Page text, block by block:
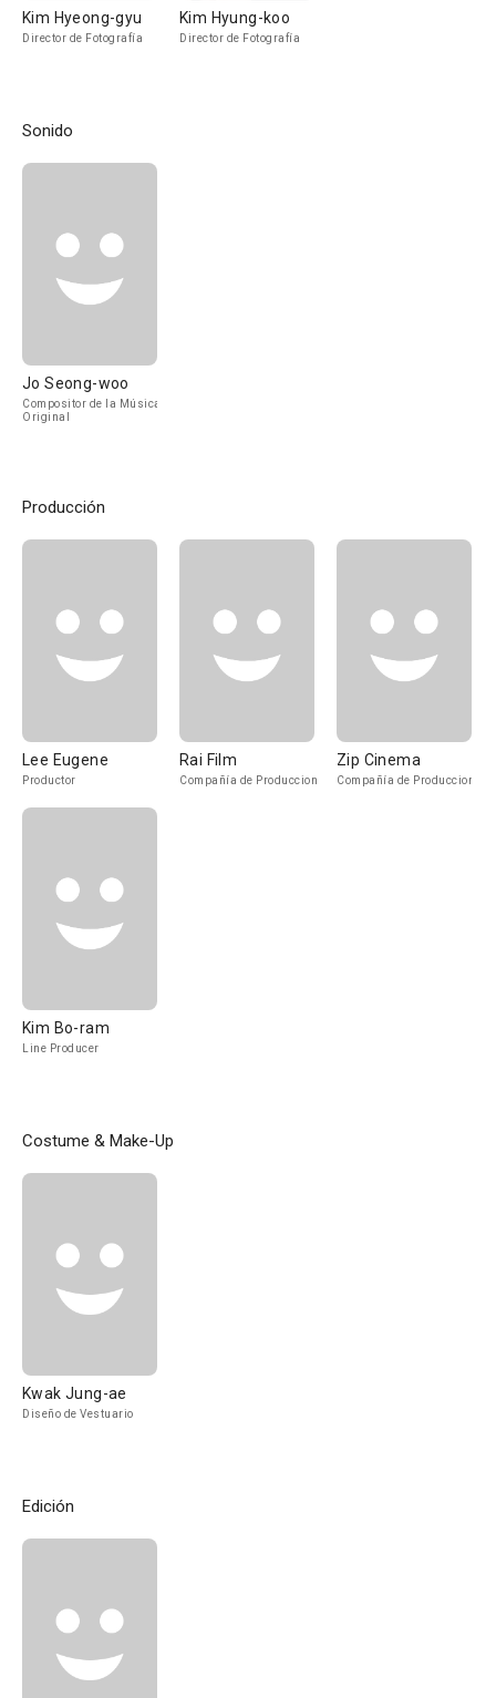
Kim Hyeong-gyu
Director de Fotografía
Kim Hyung-koo
Director de Fotografía
Sonido
Jo Seong-woo
Compositor de la Música
Original
Producción
Lee Eugene
Productor
Rai Film
Compañía de Produccion
Zip Cinema
Compañía de Produccion
Kim Bo-ram
Line Producer
Costume & Make-Up
Kwak Jung-ae
Diseño de Vestuario
Edición